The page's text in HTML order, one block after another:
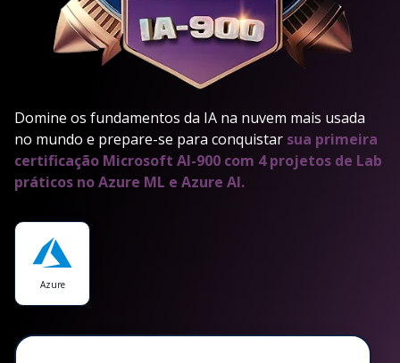
Domine os fundamentos da IA na nuvem mais usada
no mundo e prepare-se para conquistar sua primeira
certificação Microsoft AI-900 com 4 projetos de Lab
práticos no Azure ML e Azure AI.
Azure